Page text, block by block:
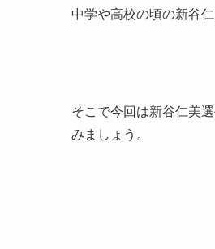
中学や高校の頃の新谷
そこで今回は新谷仁美
みましょう。